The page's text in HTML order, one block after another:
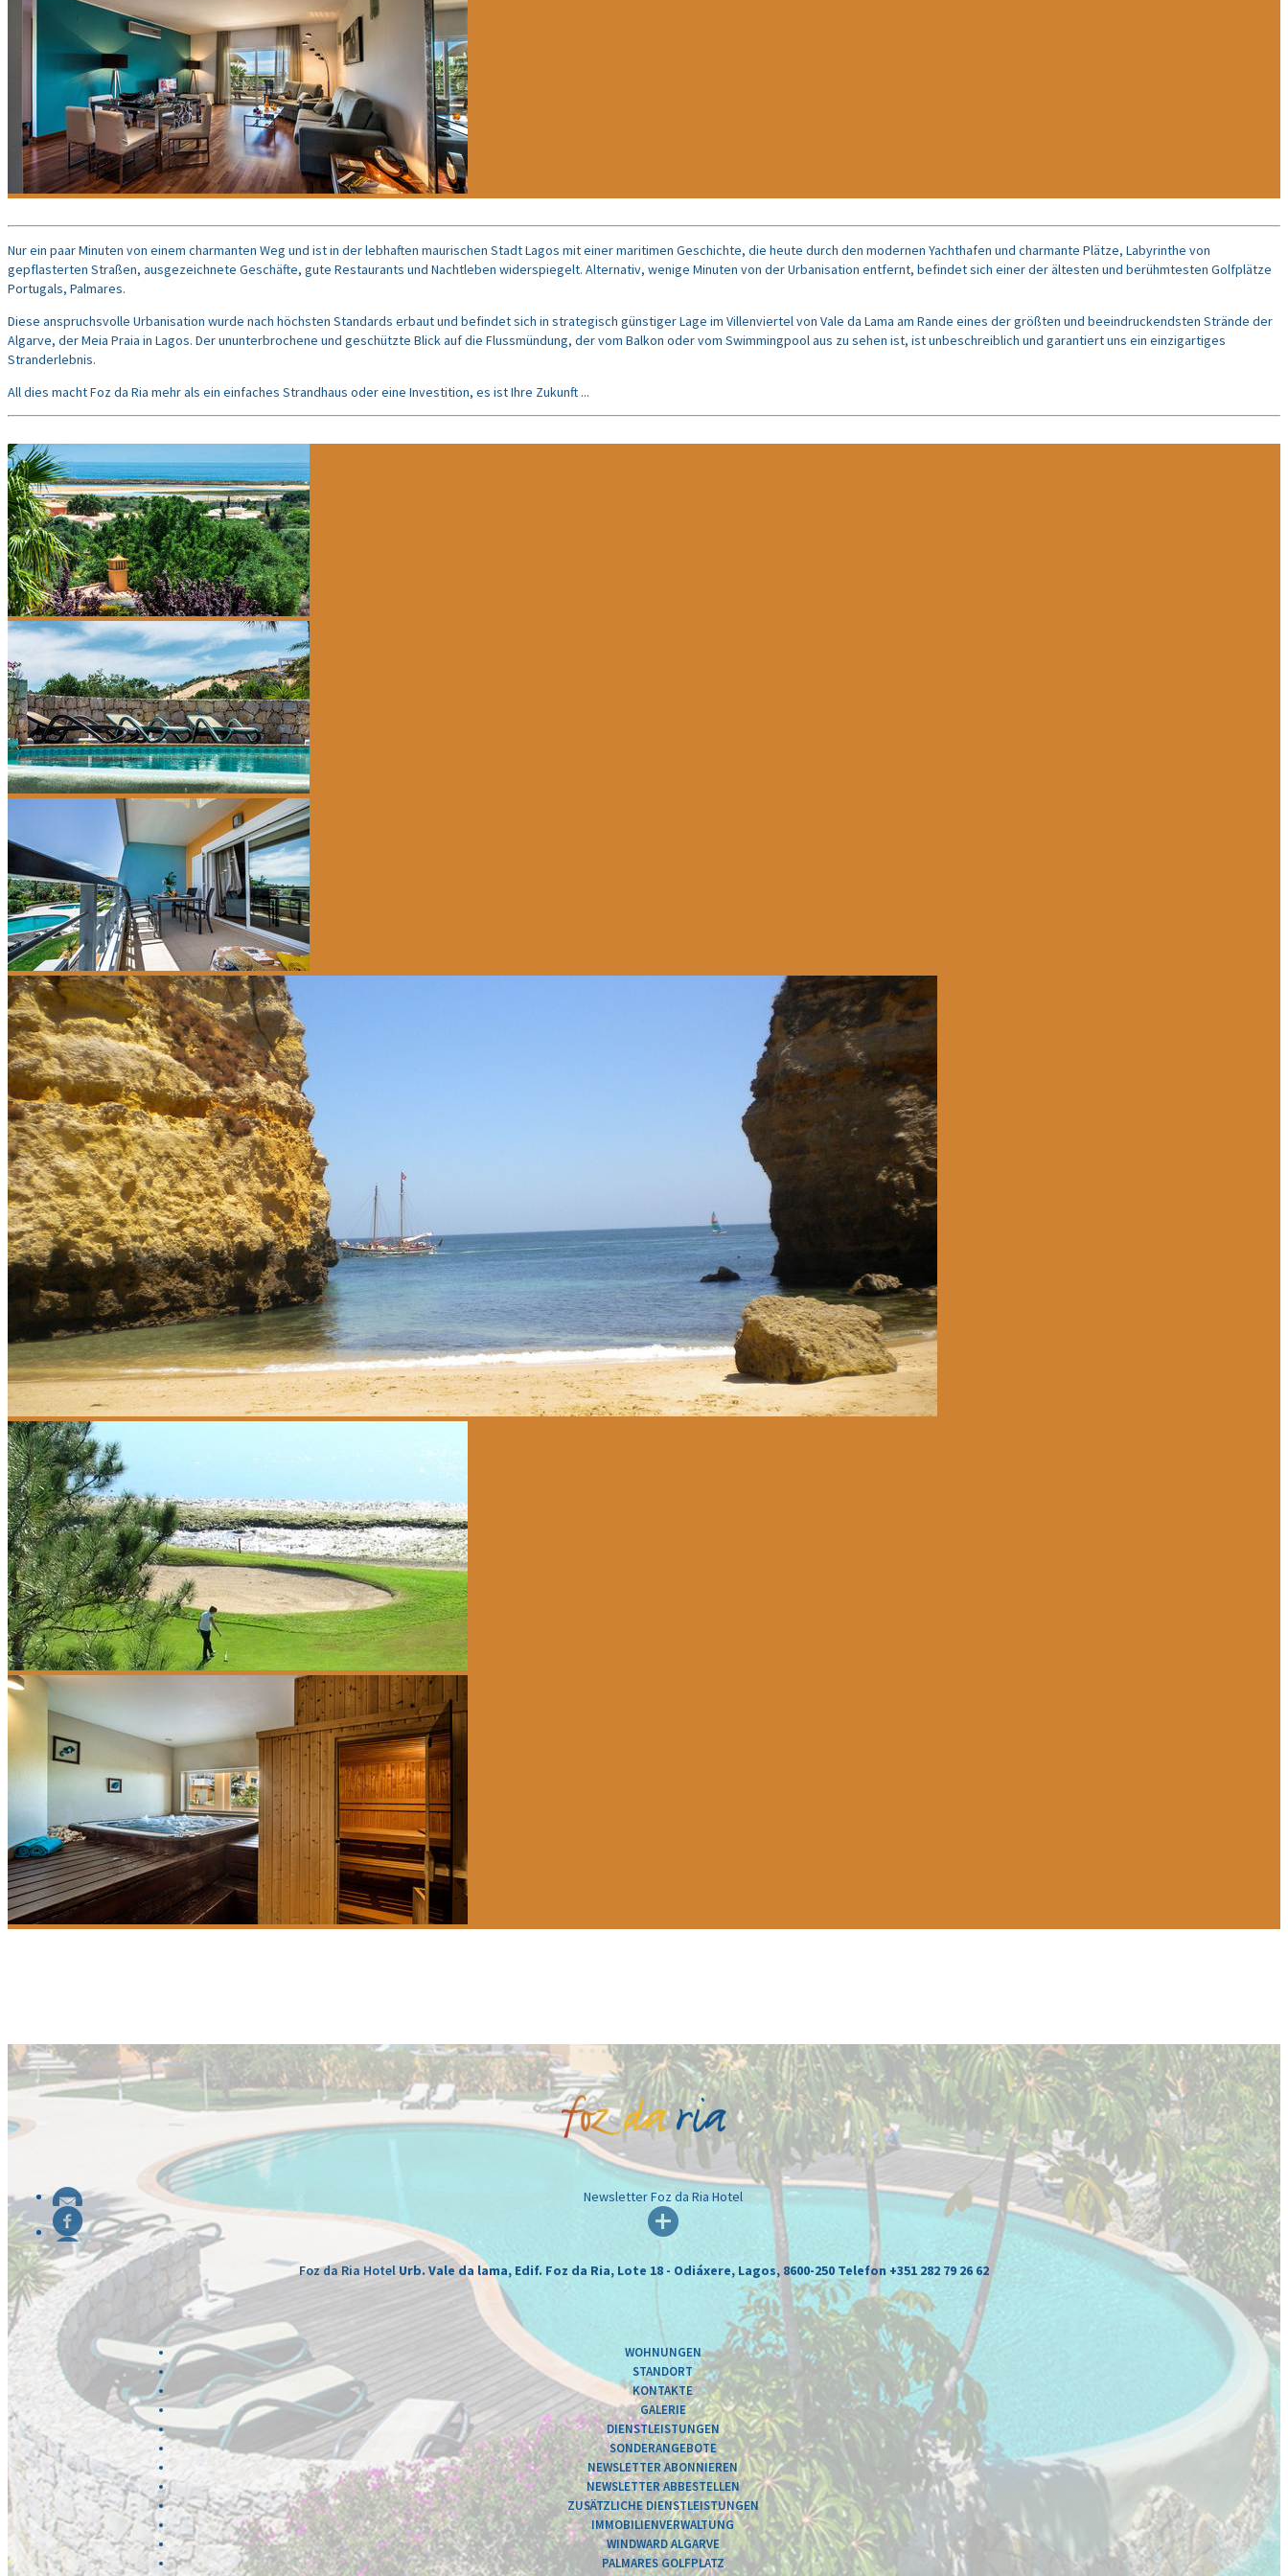
Nur ein paar Minuten von einem charmanten Weg und ist in der lebhaften maurischen Stadt Lagos mit einer maritimen Geschichte, die heute durch den modernen Yachthafen und charmante Plätze, Labyrinthe von
gepflasterten Straßen, ausgezeichnete Geschäfte, gute Restaurants und Nachtleben widerspiegelt. Alternativ, wenige Minuten von der Urbanisation entfernt, befindet sich einer der ältesten und berühmtesten Golfplätze
Portugals, Palmares.
Diese anspruchsvolle Urbanisation wurde nach höchsten Standards erbaut und befindet sich in strategisch günstiger Lage im Villenviertel von Vale da Lama am Rande eines der größten und beeindruckendsten Strände der
Algarve, der Meia Praia in Lagos. Der ununterbrochene und geschützte Blick auf die Flussmündung, der vom Balkon oder vom Swimmingpool aus zu sehen ist, ist unbeschreiblich und garantiert uns ein einzigartiges
Stranderlebnis.
All dies macht Foz da Ria mehr als ein einfaches Strandhaus oder eine Investition, es ist Ihre Zukunft ...
Newsletter Foz da Ria Hotel
Foz da Ria Hotel Urb. Vale da lama, Edif. Foz da Ria, Lote 18 - Odiáxere, Lagos, 8600-250 Telefon +351 282 79 26 62
WOHNUNGEN
STANDORT
KONTAKTE
GALERIE
DIENSTLEISTUNGEN
SONDERANGEBOTE
NEWSLETTER ABONNIEREN
NEWSLETTER ABBESTELLEN
ZUSÄTZLICHE DIENSTLEISTUNGEN
IMMOBILIENVERWALTUNG
WINDWARD ALGARVE
PALMARES GOLFPLATZ